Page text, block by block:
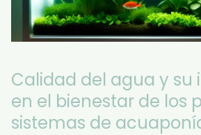
Calidad del agua y su
en el bienestar de los
sistemas de